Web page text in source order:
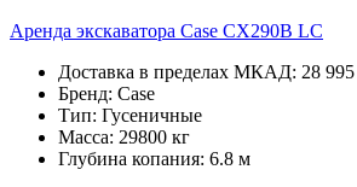
Аренда экскаватора Case CX290B LC
Доставка в пределах МКАД: 28 995
Бренд: Case
Тип: Гусеничные
Масса: 29800 кг
Глубина копания: 6.8 м